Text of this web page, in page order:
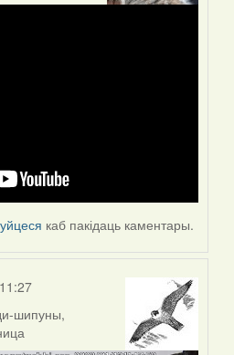
каб пакідаць каментары.
шипуны,